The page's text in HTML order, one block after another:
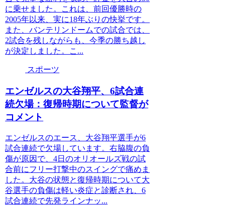
に乗せました。これは、前回優勝時の
2005年以来、実に18年ぶりの快挙です。
また、バンテリンドームでの試合では、
2試合を残しながらも、今季の勝ち越し
が決定しました。こ...
スポーツ
エンゼルスの大谷翔平、6試合連
続欠場：復帰時期について監督が
コメント
エンゼルスのエース、大谷翔平選手が6
試合連続で欠場しています。右脇腹の負
傷が原因で、4日のオリオールズ戦の試
合前にフリー打撃中のスイングで痛めま
した。大谷の状態と復帰時期について大
谷選手の負傷は軽い炎症と診断され、6
試合連続で先発ラインナッ...